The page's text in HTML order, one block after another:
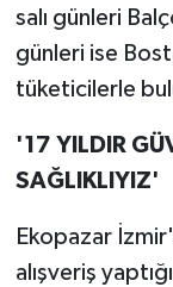
salı günleri
günleri ise
tüketicilerle
'17 YILDIR
SAĞLIKLIYIZ'
Ekopazar
alışveriş